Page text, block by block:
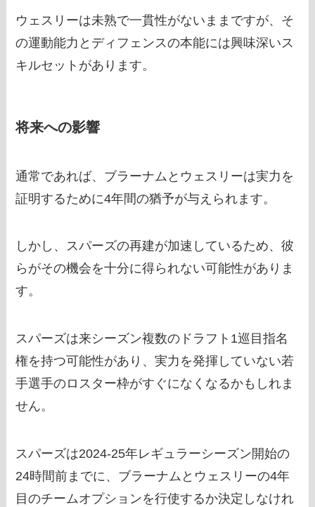
ウェスリーは未熟で一貫性がないままですが、そ
の運動能力とディフェンスの本能には興味深いス
キルセットがあります。
将来への影響
通常であれば、ブラーナムとウェスリーは実力を
証明するために4年間の猶予が与えられます。
しかし、スパーズの再建が加速しているため、彼
らがその機会を十分に得られない可能性がありま
す。
スパーズは来シーズン複数のドラフト1巡目指名
権を持つ可能性があり、実力を発揮していない若
手選手のロスター枠がすぐになくなるかもしれま
せん。
スパーズは2024-25年レギュラーシーズン開始の
24時間前までに、ブラーナムとウェスリーの4年
目のチームオプションを行使するか決定しなけれ